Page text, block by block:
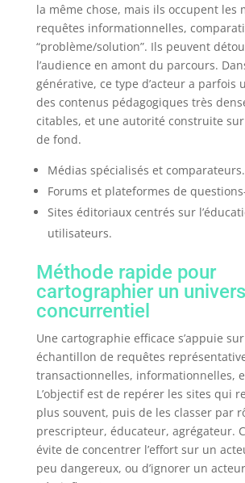
la même chose, mais ils occupent les
requêtes informationnelles,
“problème/solution”. Ils peuvent
l’audience en amont du parcours.
générative, ce type d’acteur a parfois
des contenus pédagogiques très
citables, et une autorité construite
de fond.
Médias spécialisés et comparateurs.
Forums et plateformes de
Sites éditoriaux centrés sur
utilisateurs.
Méthode rapide pour
cartographier un univers
concurrentiel
Une cartographie efficace s’appuie
échantillon de requêtes
transactionnelles, informationnelles,
L’objectif est de repérer les sites qui
plus souvent, puis de les classer par
prescripteur, éducateur, agrégateur.
évite de concentrer l’effort sur un
peu dangereux, ou d’ignorer un